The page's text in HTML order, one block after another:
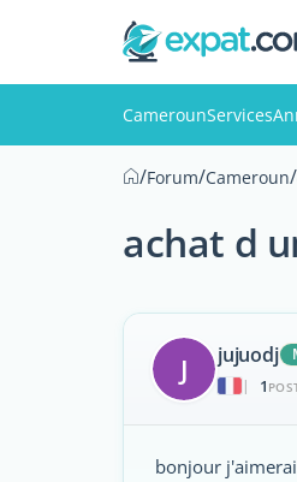
CamerounServices
/Forum/Cameroun/
achat d
J jujuodj
|
1
bonjour